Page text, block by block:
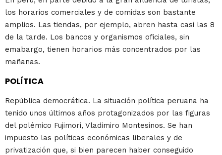
los horarios comerciales y de comidas son bastante
amplios. Las tiendas, por ejemplo, abren hasta casi las 8
de la tarde. Los bancos y organismos oficiales, sin
emabargo, tienen horarios más concentrados por las
mañanas.
POLÍTICA
República democrática. La situación política peruana ha
tenido unos últimos años protagonizados por las figuras
del polémico Fujimori, Vladimiro Montesinos. Se han
impuesto las políticas económicas liberales y de
privatización que, si bien parecen haber conseguido